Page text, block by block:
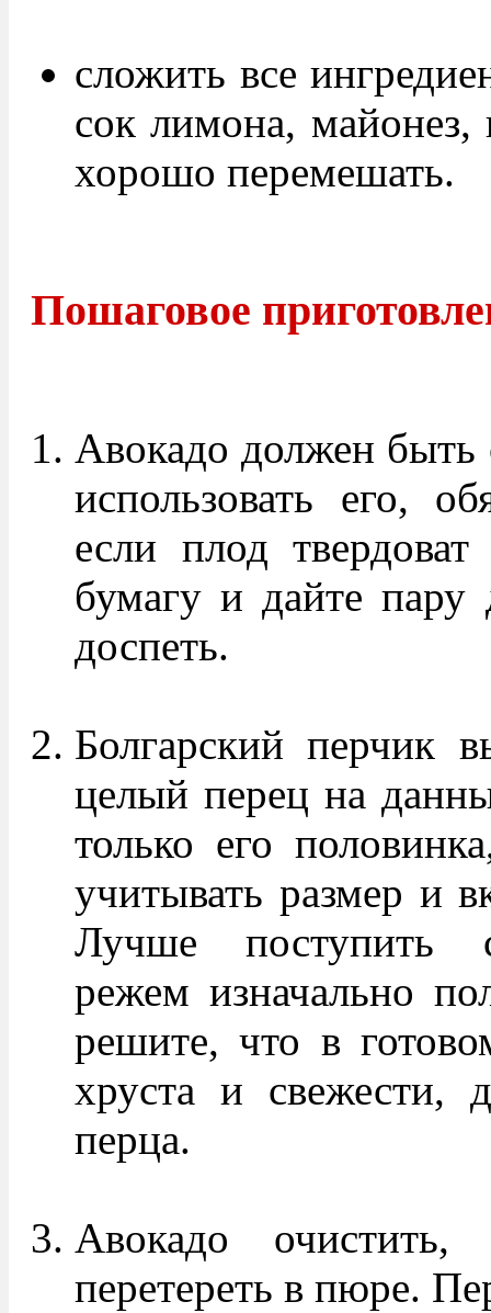
сложить все
сок лимона, майонез,
хорошо перемешать.
Пошаговое
Авокадо должен
использовать его,
если плод
бумагу и дайте
доспеть.
Болгарский перчик
целый перец на
только его
учитывать размер и
Лучше поступить
режем изначально
решите, что в
хруста и свежести,
перца.
Авокадо
перетереть в пюре.